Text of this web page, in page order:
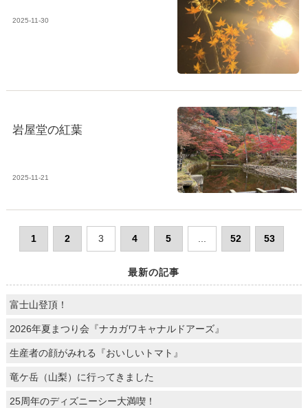
2025-11-30
岩屋堂の紅葉
2025-11-21
1 2 3 4 5 52 53
最新の記事
富士山登頂！
2026年夏まつり会『ナカガワキャナルドアーズ』
生産者の顔がみれる『おいしいトマト』
竜ケ岳（山梨）に行ってきました
25周年のディズニーシー大満喫！